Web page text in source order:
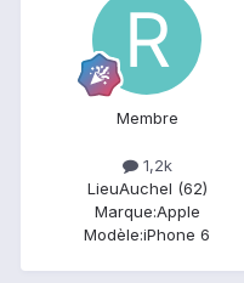
Membre
1,2k
LieuAuchel (62)
Marque:Apple
Modèle:iPhone 6